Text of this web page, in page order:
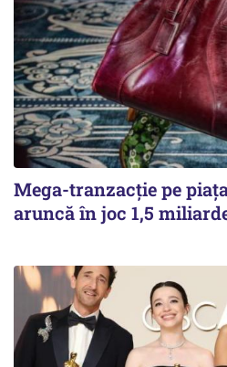
Mega-tranzacție pe
aruncă în joc 1,5